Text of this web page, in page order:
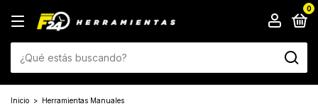
0
Inicio > Herramientas Manuales